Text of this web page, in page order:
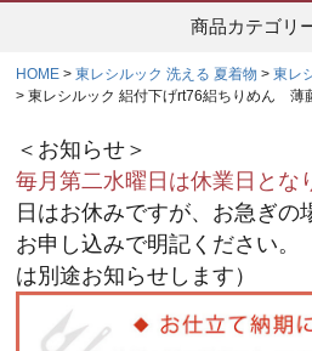
商品カテゴリ
HOME 東レシルック 洗える 夏着物
東レ
東レシルック 絽付下げrt76絽ちりめん 薄
＜お知らせ＞
毎月第二水曜日は休業日とな
日はお休みですが、お急ぎの
お申し込みで明記ください。
は別途お知らせします）